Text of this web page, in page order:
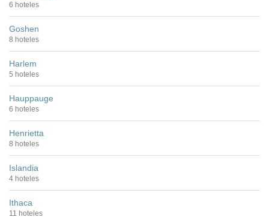
6 hoteles
Goshen
8 hoteles
Harlem
5 hoteles
Hauppauge
6 hoteles
Henrietta
8 hoteles
Islandia
4 hoteles
Ithaca
11 hoteles